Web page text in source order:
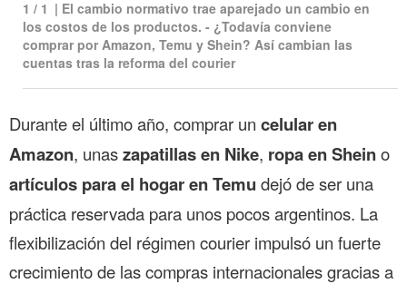
1 / 1 | El cambio normativo trae aparejado un cambio en
los costos de los productos. - ¿Todavía conviene
comprar por Amazon, Temu y Shein? Así cambian las
cuentas tras la reforma del courier
Durante el último año, comprar un celular en
Amazon, unaszapatillas en Nike, ropa en Sheino
artículos para el hogar en Temu dejó de ser una
práctica reservada para unos pocos argentinos. La
flexibilización del régimen courier impulsó un fuerte
crecimiento de las compras internacionales gracias a